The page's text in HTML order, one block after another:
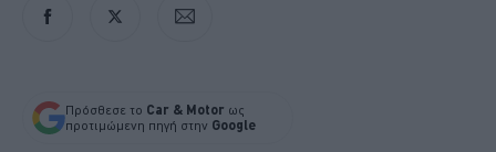
Πρόσθεσε το Car & Motor ως
προτιμώμενη πηγή στην Google